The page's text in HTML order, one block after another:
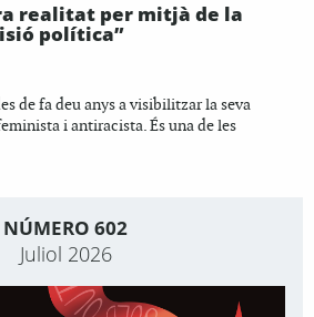
realitat per mitjà de la
política”
de fa deu anys a visibilitzar la seva
i antiracista. És una de les
NÚMERO 602
Juliol 2026